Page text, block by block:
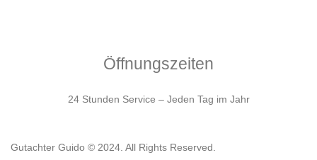
Öffnungszeiten
24 Stunden Service – Jeden Tag im Jahr
Gutachter Guido © 2024. All Rights Reserved.